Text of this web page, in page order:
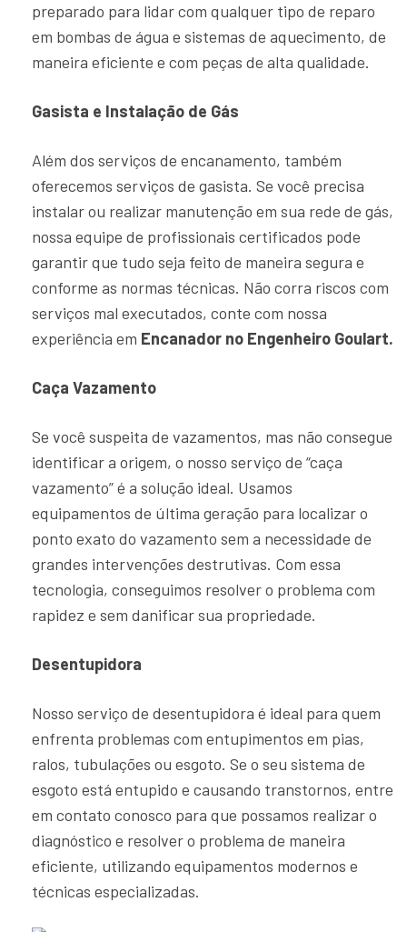
preparado para lidar com qualquer tipo de reparo
em bombas de água e sistemas de aquecimento, de
maneira eficiente e com peças de alta qualidade.
Gasista e Instalação de Gás
Além dos serviços de encanamento, também
oferecemos serviços de gasista. Se você precisa
instalar ou realizar manutenção em sua rede de gás,
nossa equipe de profissionais certificados pode
garantir que tudo seja feito de maneira segura e
conforme as normas técnicas. Não corra riscos com
serviços mal executados, conte com nossa
experiência em Encanador no Engenheiro Goulart.
Caça Vazamento
Se você suspeita de vazamentos, mas não consegue
identificar a origem, o nosso serviço de “caça
vazamento” é a solução ideal. Usamos
equipamentos de última geração para localizar o
ponto exato do vazamento sem a necessidade de
grandes intervenções destrutivas. Com essa
tecnologia, conseguimos resolver o problema com
rapidez e sem danificar sua propriedade.
Desentupidora
Nosso serviço de desentupidora é ideal para quem
enfrenta problemas com entupimentos em pias,
ralos, tubulações ou esgoto. Se o seu sistema de
esgoto está entupido e causando transtornos, entre
em contato conosco para que possamos realizar o
diagnóstico e resolver o problema de maneira
eficiente, utilizando equipamentos modernos e
técnicas especializadas.